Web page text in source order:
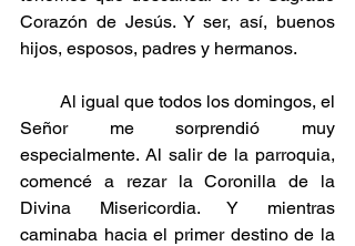
Corazón de Jesús. Y ser, así, buenos
hijos, esposos, padres y hermanos.
Al igual que todos los domingos, el
Señor me sorprendió muy
especialmente. Al salir de la parroquia,
comencé a rezar la Coronilla de la
Divina Misericordia. Y mientras
caminaba hacia el primer destino de la